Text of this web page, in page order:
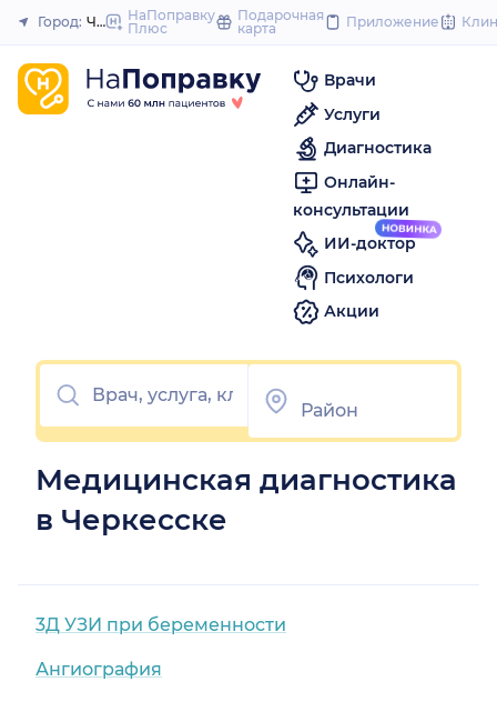
to
Закрыть
Город: ЧеркесскНаПоправку
Плюс
Подарочная
карта
Приложение
Врачи
Услуги
Диагностика
Онлайн-
консультации
ИИ-доктор
Психологи
Акции
Медицинская диагностика
в Черкесске
3Д УЗИ при беременности
Ангиография